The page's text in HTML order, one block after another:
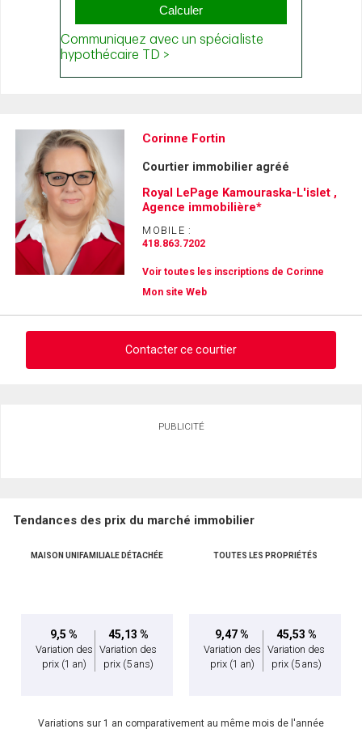
Corinne Fortin
Courtier immobilier agréé
Royal LePage Kamouraska-L'islet ,
Agence immobilière*
MOBILE :
418.863.7202
Voir toutes les inscriptions de Corinne
Mon site Web
Contacter ce courtier
Téléphone
PUBLICITÉ
Tendances des prix du marché immobilier
MAISON UNIFAMILIALE DÉTACHÉE
9,5 %
Variation des
prix (1 an)
45,13 %
Variation des
prix (5 ans)
TOUTES LES PROPRIÉTÉS
9,47 %
Variation des
prix (1 an)
45,53 %
Variation des
prix (5 ans)
Variations sur 1 an comparativement au même mois de l'année